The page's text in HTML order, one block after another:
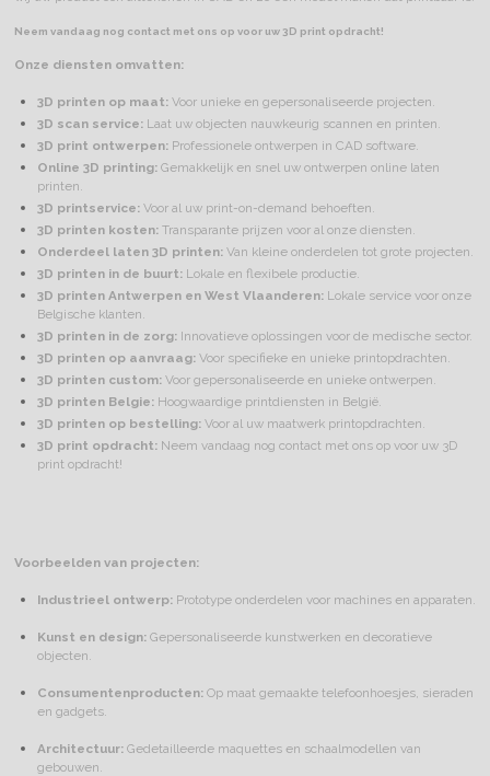
Neem vandaag nog contact met ons op voor uw 3D print opdracht!
Onze diensten omvatten:
3D printen op maat:Voor unieke en gepersonaliseerde projecten.
3D scan service:Laat uw objecten nauwkeurig scannen en printen.
3D print ontwerpen:Professionele ontwerpen in CAD software.
Online 3D printing:Gemakkelijk en snel uw ontwerpen online laten
printen.
3D printservice:Voor al uw print-on-demand behoeften.
3D printen kosten:Transparante prijzen voor al onze diensten.
Onderdeel laten 3D printen:Van kleine onderdelen tot grote projecten.
3D printen in de buurt:Lokale en flexibele productie.
3D printen Antwerpen en West Vlaanderen:Lokale service voor onze
Belgische klanten.
3D printen in de zorg:Innovatieve oplossingen voor de medische sector.
3D printen op aanvraag:Voor specifieke en unieke printopdrachten.
3D printen custom:Voor gepersonaliseerde en unieke ontwerpen.
3D printen Belgie:Hoogwaardige printdiensten in België.
3D printen op bestelling:Voor al uw maatwerk printopdrachten.
3D print opdracht:Neem vandaag nog contact met ons op voor uw 3D
print opdracht!
Voorbeelden van projecten:
Industrieel ontwerp:Prototype onderdelen voor machines en apparaten.
Kunst en design:Gepersonaliseerde kunstwerken en decoratieve
objecten.
Consumentenproducten:Op maat gemaakte telefoonhoesjes, sieraden
en gadgets.
Architectuur:Gedetailleerde maquettes en schaalmodellen van
gebouwen.